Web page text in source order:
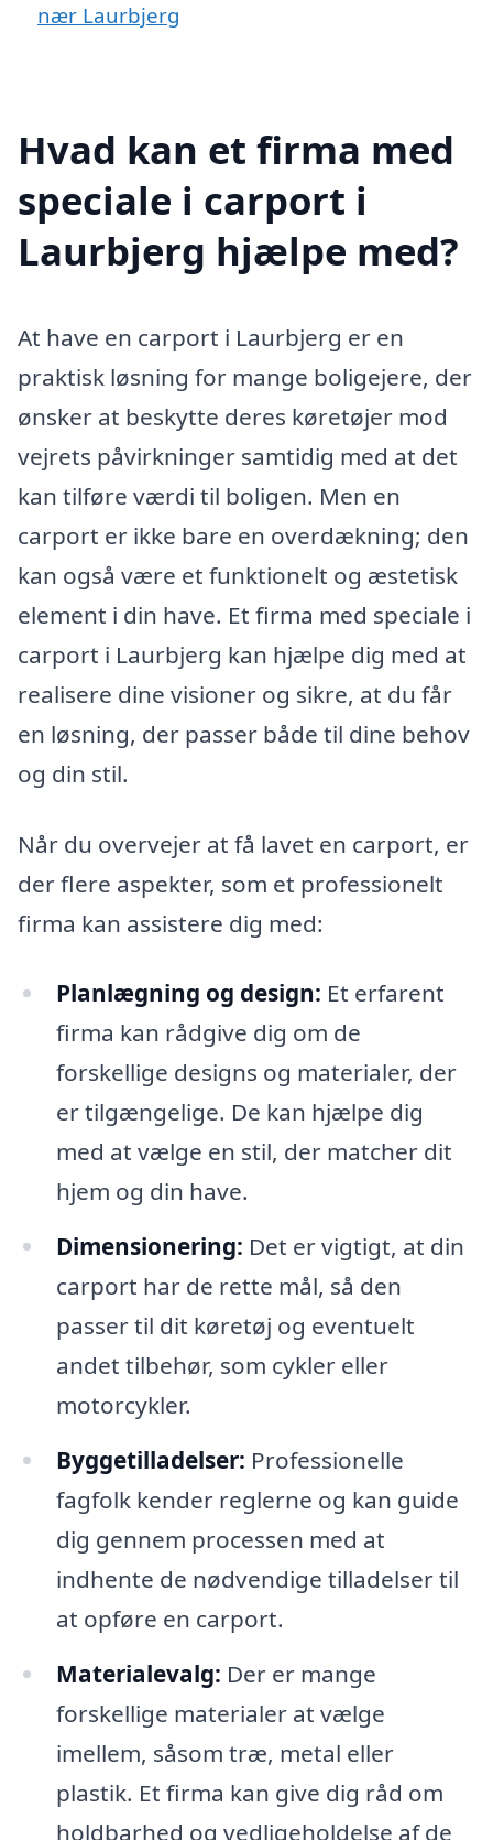
nær Laurbjerg
Hvad kan et firma med
speciale i carport i
Laurbjerg hjælpe med?
At have en carport i Laurbjerg er en
praktisk løsning for mange boligejere, der
ønsker at beskytte deres køretøjer mod
vejrets påvirkninger samtidig med at det
kan tilføre værdi til boligen. Men en
carport er ikke bare en overdækning; den
kan også være et funktionelt og æstetisk
element i din have. Et firma med speciale i
carport i Laurbjerg kan hjælpe dig med at
realisere dine visioner og sikre, at du får
en løsning, der passer både til dine behov
og din stil.
Når du overvejer at få lavet en carport, er
der flere aspekter, som et professionelt
firma kan assistere dig med:
Planlægning og design: Et erfarent
firma kan rådgive dig om de
forskellige designs og materialer, der
er tilgængelige. De kan hjælpe dig
med at vælge en stil, der matcher dit
hjem og din have.
Dimensionering: Det er vigtigt, at din
carport har de rette mål, så den
passer til dit køretøj og eventuelt
andet tilbehør, som cykler eller
motorcykler.
Byggetilladelser: Professionelle
fagfolk kender reglerne og kan guide
dig gennem processen med at
indhente de nødvendige tilladelser til
at opføre en carport.
Materialevalg: Der er mange
forskellige materialer at vælge
imellem, såsom træ, metal eller
plastik. Et firma kan give dig råd om
holdbarhed og vedligeholdelse af de